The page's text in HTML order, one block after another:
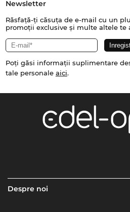
Newsletter
Răsfață-ți căsuța de e-mail cu un
promoții exclusive și multe altele te
Poți găsi informații suplimentare
tale personale aici.
Despre noi